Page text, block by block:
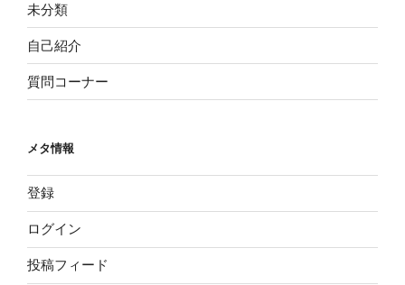
未分類
自己紹介
質問コーナー
メタ情報
登録
ログイン
投稿フィード